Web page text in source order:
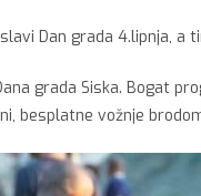
Dan grada 4.lipnja, a
grada Siska. Bogat
besplatne vožnje